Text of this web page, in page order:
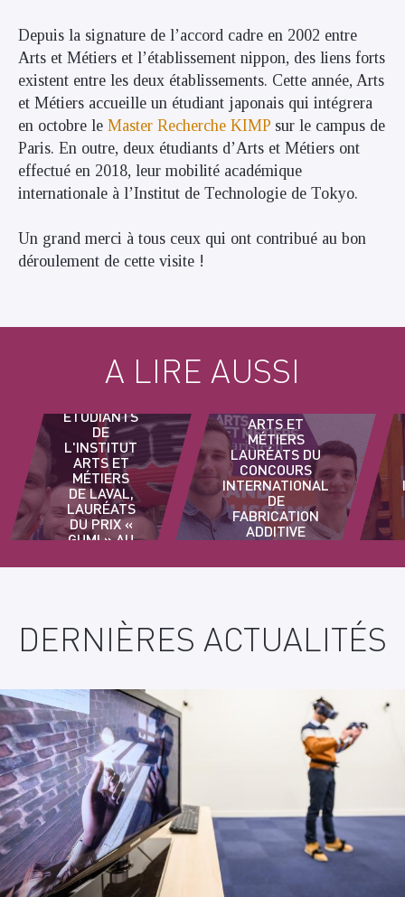
Depuis la signature de l’accord cadre en 2002 entre
Arts et Métiers et l’établissement nippon, des liens forts
existent entre les deux établissements. Cette année, Arts
et Métiers accueille un étudiant japonais qui intégrera
en octobre le Master Recherche KIMP sur le campus de
Paris. En outre, deux étudiants d’Arts et Métiers ont
effectué en 2018, leur mobilité académique
internationale à l’Institut de Technologie de Tokyo.
Un grand merci à tous ceux qui ont contribué au bon
déroulement de cette visite !
A LIRE AUSSI
ÉTUDIANTS
DE
L'INSTITUT
ARTS ET
MÉTIERS
DE LAVAL,
LAURÉATS
DU PRIX «
GUMI » AU
ARTS ET
MÉTIERS
LAURÉATS DU
CONCOURS
INTERNATIONAL
DE
FABRICATION
ADDITIVE
SOLVAY
DERNIÈRES ACTUALITÉS